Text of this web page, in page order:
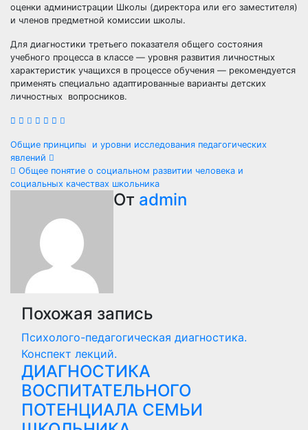
оценки администрации Школы (директора или его заместителя)
и членов предметной комиссии школы.
Для диагностики третьего показателя общего состояния
учебного процесса в классе — уровня развития личностных
характеристик учащихся в процессе обучения — рекомендуется
применять специально адаптированные варианты детских
личностных вопросников.
Навигация
по
Общие принципы и уровни исследования педагогических
явлений
Общее понятие о социальном развитии человека и
социальных качествах школьника
От admin
Похожая запись
Психолого-педагогическая диагностика.
Конспект лекций.
ДИАГНОСТИКА
ВОСПИТАТЕЛЬНОГО
ПОТЕНЦИАЛА СЕМЬИ